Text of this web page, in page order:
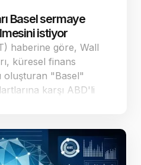
Basel sermaye
istiyor
haberine göre, Wall
küresel finans
oluşturan "Basel"
karşı ABD'li